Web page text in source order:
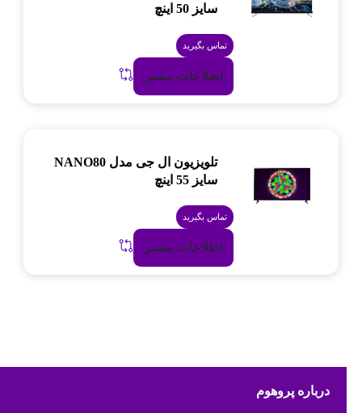
سایز 50 اینچ
تماس بگیرید
اطلاعات بیشتر
تلویزیون ال جی مدل NANO80
سایز 55 اینچ
تماس بگیرید
اطلاعات بیشتر
درباره پروهوم